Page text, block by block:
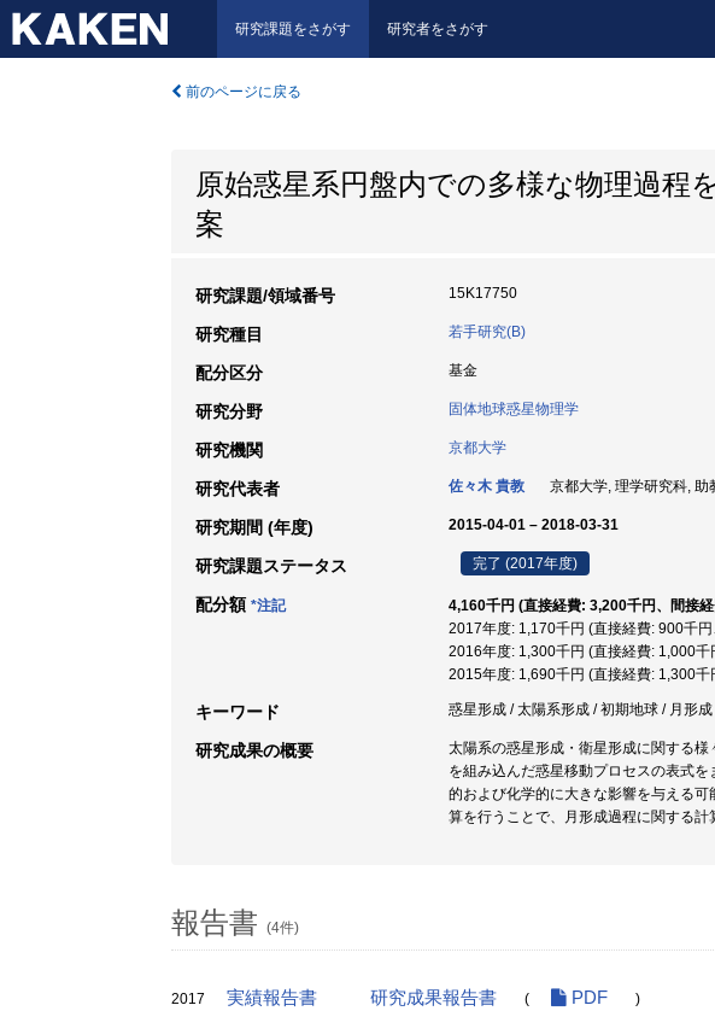
研究課題をさがす 研究者をさがす
前のページに戻る
原始惑星系円盤内での多様な物理過程
案
研究課題/領域番号 15K17750
研究種目 若手研究(B)
配分区分 基金
研究分野 固体地球惑星物理学
研究機関 京都大学
研究代表者 佐々木 貴教 京都大学, 理学研究科,
研究期間 (年度) 2015-04-01 – 2018-03-31
研究課題ステータス 完了 (2017年度)
配分額 *注記
4,160千円 (直接経費: 3,200千円、間接
2017年度: 1,170千円 (直接経費: 900千
2016年度: 1,300千円 (直接経費: 1,000
2015年度: 1,690千円 (直接経費: 1,300
キーワード 惑星形成 / 太陽系形成 / 初期地球 / 月形
研究成果の概要
太陽系の惑星形成・衛星形成に関する
を組み込んだ惑星移動プロセスの表式
的および化学的に大きな影響を与える
算を行うことで、月形成過程に関する計
報告書 (4件)
2017 実績報告書 研究成果報告書 ( PDF )